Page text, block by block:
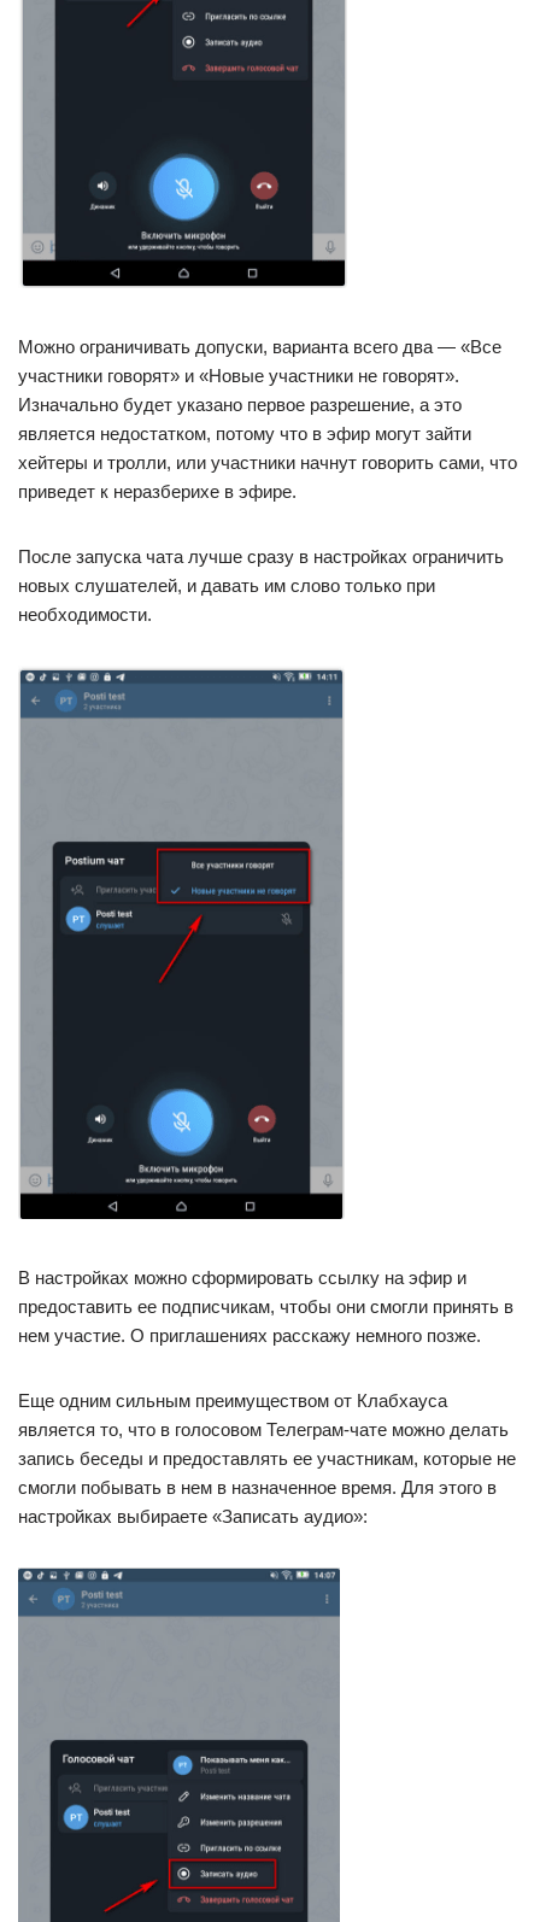
Можно ограничивать допуски, варианта всего два — «Все
участники говорят» и «Новые участники не говорят».
Изначально будет указано первое разрешение, а это
является недостатком, потому что в эфир могут зайти
хейтеры и тролли, или участники начнут говорить сами, что
приведет к неразберихе в эфире.
После запуска чата лучше сразу в настройках ограничить
новых слушателей, и давать им слово только при
необходимости.
В настройках можно сформировать ссылку на эфир и
предоставить ее подписчикам, чтобы они смогли принять в
нем участие. О приглашениях расскажу немного позже.
Еще одним сильным преимуществом от Клабхауса
является то, что в голосовом Телеграм-чате можно делать
запись беседы и предоставлять ее участникам, которые не
смогли побывать в нем в назначенное время. Для этого в
настройках выбираете «Записать аудио»: